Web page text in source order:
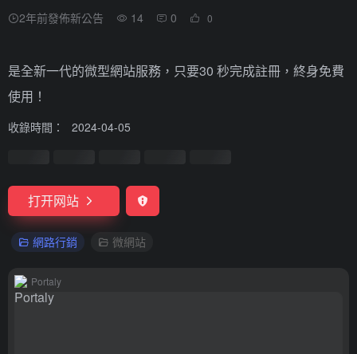
2年前發佈新公告 14 0 0
是全新一代的微型網站服務，只要30 秒完成註冊，終身免費
使用！
收錄時間： 2024-04-05
打开网站
網路行銷 微網站
Portaly